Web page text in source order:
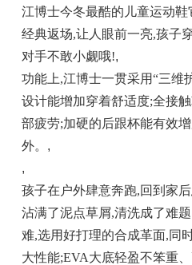
江博士今冬最酷的儿童运动
经典返场,让人眼前一亮,孩子
对手不敢小觑哦!,
功能上,江博士一贯采用“三维
设计能增加穿着舒适度;全接
部疲劳;加硬的后跟杯能有效
外。 ,
,
孩子在户外肆意奔跑,回到家
沾满了泥点草屑,清洗成了难
难,选用好打理的合成革面,同
大性能;EVA大底轻盈不笨重